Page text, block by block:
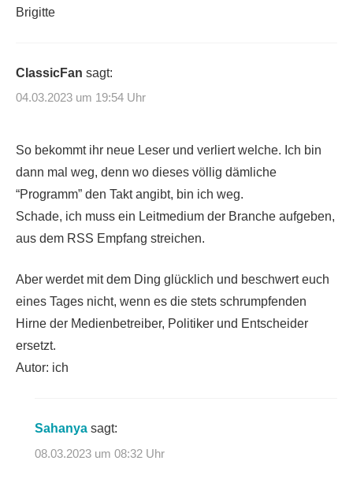
Brigitte
ClassicFan sagt:
04.03.2023 um 19:54 Uhr
So bekommt ihr neue Leser und verliert welche. Ich bin
dann mal weg, denn wo dieses völlig dämliche
“Programm” den Takt angibt, bin ich weg.
Schade, ich muss ein Leitmedium der Branche aufgeben,
aus dem RSS Empfang streichen.
Aber werdet mit dem Ding glücklich und beschwert euch
eines Tages nicht, wenn es die stets schrumpfenden
Hirne der Medienbetreiber, Politiker und Entscheider
ersetzt.
Autor: ich
Sahanya sagt:
08.03.2023 um 08:32 Uhr